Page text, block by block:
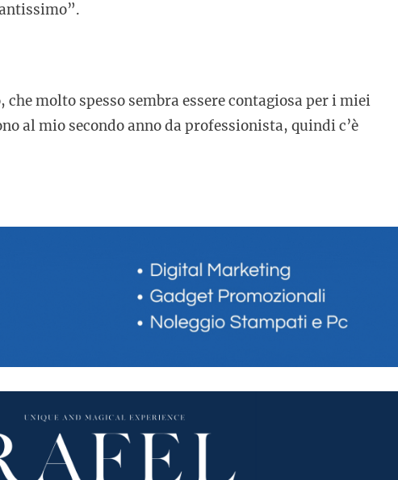
molto spesso sembra essere contagiosa per i miei
al mio secondo anno da professionista, quindi c’è